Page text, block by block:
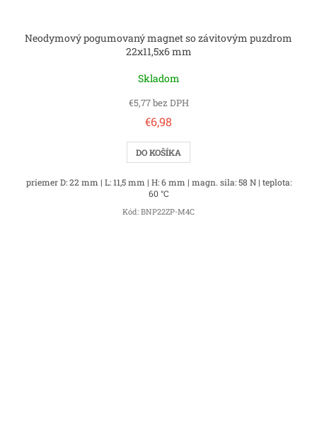
Neodymový pogumovaný magnet so závitovým puzdrom
22x11,5x6 mm
Skladom
€5,77 bez DPH
€6,98
DO KOŠÍKA
priemer D: 22 mm | L: 11,5 mm | H: 6 mm | magn. sila: 58 N | teplota:
60 °C
Kód: BNP22ZP-M4C